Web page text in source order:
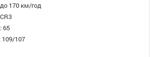
170 км/год
:65
: 109/107